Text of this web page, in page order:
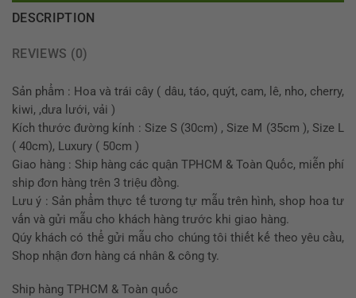
DESCRIPTION
REVIEWS (0)
Sản phẩm : Hoa và trái cây ( dâu, táo, quýt, cam, lê, nho, cherry,
kiwi, ,dưa lưới, vải )
Kích thước đường kính : Size S (30cm) , Size M (35cm ), Size L
( 40cm), Luxury ( 50cm )
Giao hàng : Ship hàng các quận TPHCM & Toàn Quốc, miễn phí
ship đơn hàng trên 3 triệu đồng.
Lưu ý : Sản phẩm thực tế tương tự mẫu trên hình, shop hoa tư
vấn và gửi mẫu cho khách hàng trước khi giao hàng.
Qúy khách có thể gửi mẫu cho chúng tôi thiết kế theo yêu cầu,
Shop nhận đơn hàng cá nhân & công ty.
Ship hàng TPHCM & Toàn quốc